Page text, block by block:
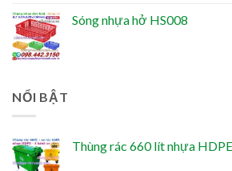
Sóng nhựa hở HS008
NỔI BẬT
Thùng rác 660 lít nhựa